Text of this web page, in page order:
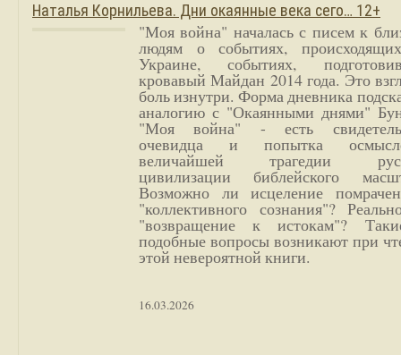
Наталья Корнильева. Дни окаянные века сего… 12+
"Моя война" началась с писем к
людям о событиях,
Украине, событиях,
кровавый Майдан 2014 года. Это
боль изнутри. Форма дневника
аналогию с "Окаянными днями"
"Моя война" - есть
очевидца и попытка
величайшей трагедии
цивилизации библейского
Возможно ли исцеление
"коллективного сознания"?
"возвращение к истокам"?
подобные вопросы возникают при
этой невероятной книги.
16.03.2026